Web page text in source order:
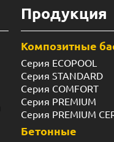
Продукция
Композитные
Серия ECOPOOL
Серия STANDARD
Серия COMFORT
Серия PREMIUM
Серия PREMIUM
Бетонные